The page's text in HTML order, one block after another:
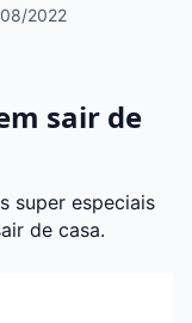
2022
sair de
super especiais
de casa.